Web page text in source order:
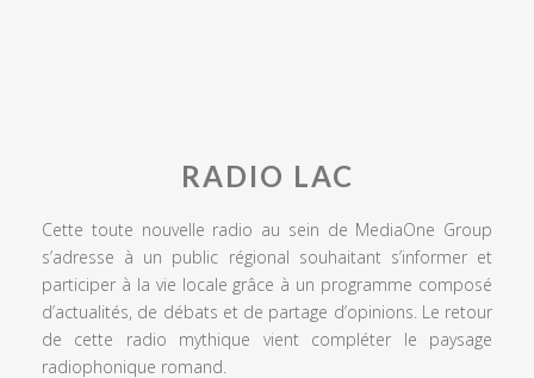
RADIO LAC
Cette toute nouvelle radio au sein de MediaOne Group
s’adresse à un public régional souhaitant s’informer et
participer à la vie locale grâce à un programme composé
d’actualités, de débats et de partage d’opinions. Le retour
de cette radio mythique vient compléter le paysage
radiophonique romand.